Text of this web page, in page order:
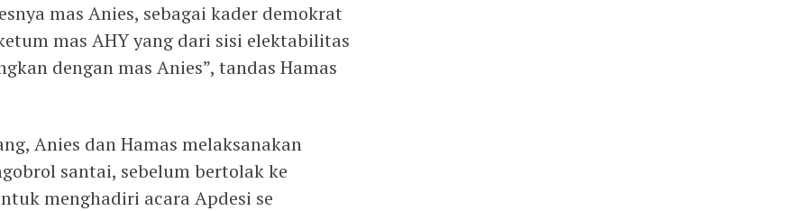
mas Anies, sebagai kader demokrat
mas AHY yang dari sisi elektabilitas
dengan mas Anies”, tandas Hamas
Anies dan Hamas melaksanakan
santai, sebelum bertolak ke
menghadiri acara Apdesi se